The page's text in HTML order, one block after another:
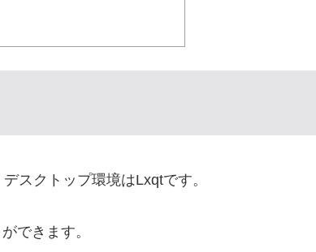
スクトップ環境はLxqtです。
できます。